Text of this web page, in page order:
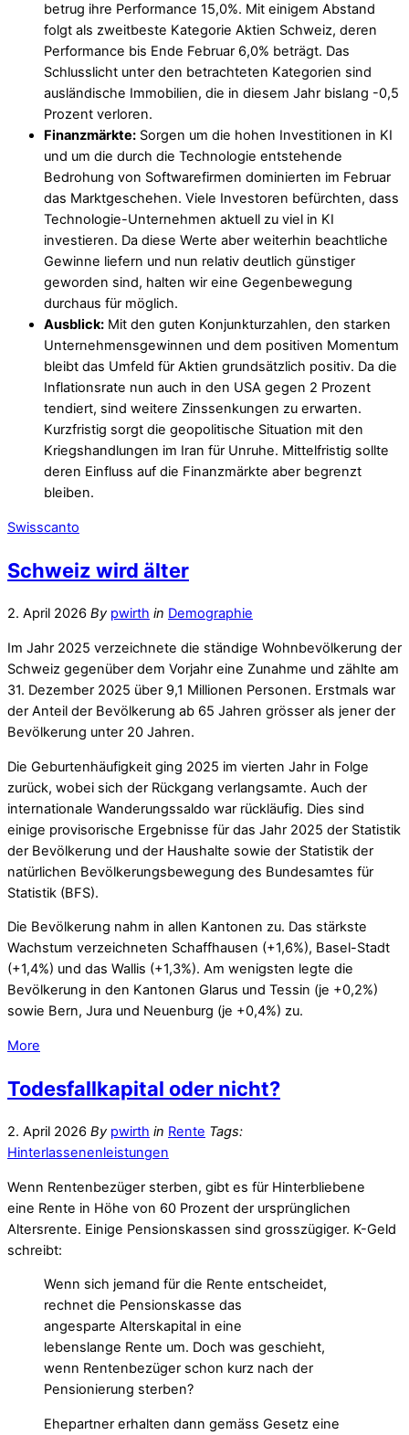
betrug ihre Performance 15,0%. Mit einigem Abstand
folgt als zweitbeste Kategorie Aktien Schweiz, deren
Performance bis Ende Februar 6,0% beträgt. Das
Schlusslicht unter den betrachteten Kategorien sind
ausländische Immobilien, die in diesem Jahr bislang -0,5
Prozent verloren.
Finanzmärkte: Sorgen um die hohen Investitionen in KI
und um die durch die Technologie entstehende
Bedrohung von Softwarefirmen dominierten im Februar
das Marktgeschehen. Viele Investoren befürchten, dass
Technologie-Unternehmen aktuell zu viel in KI
investieren. Da diese Werte aber weiterhin beachtliche
Gewinne liefern und nun relativ deutlich günstiger
geworden sind, halten wir eine Gegenbewegung
durchaus für möglich.
Ausblick: Mit den guten Konjunkturzahlen, den starken
Unternehmensgewinnen und dem positiven Momentum
bleibt das Umfeld für Aktien grundsätzlich positiv. Da die
Inflationsrate nun auch in den USA gegen 2 Prozent
tendiert, sind weitere Zinssenkungen zu erwarten.
Kurzfristig sorgt die geopolitische Situation mit den
Kriegshandlungen im Iran für Unruhe. Mittelfristig sollte
deren Einfluss auf die Finanzmärkte aber begrenzt
bleiben.
Swisscanto
Schweiz wird älter
2. April 2026 By pwirth in Demographie
Im Jahr 2025 verzeichnete die ständige Wohnbevölkerung der
Schweiz gegenüber dem Vorjahr eine Zunahme und zählte am
31. Dezember 2025 über 9,1 Millionen Personen. Erstmals war
der Anteil der Bevölkerung ab 65 Jahren grösser als jener der
Bevölkerung unter 20 Jahren.
Die Geburtenhäufigkeit ging 2025 im vierten Jahr in Folge
zurück, wobei sich der Rückgang verlangsamte. Auch der
internationale Wanderungssaldo war rückläufig. Dies sind
einige provisorische Ergebnisse für das Jahr 2025 der Statistik
der Bevölkerung und der Haushalte sowie der Statistik der
natürlichen Bevölkerungsbewegung des Bundesamtes für
Statistik (BFS).
Die Bevölkerung nahm in allen Kantonen zu. Das stärkste
Wachstum verzeichneten Schaffhausen (+1,6%), Basel-Stadt
(+1,4%) und das Wallis (+1,3%). Am wenigsten legte die
Bevölkerung in den Kantonen Glarus und Tessin (je +0,2%)
sowie Bern, Jura und Neuenburg (je +0,4%) zu.
More
Todesfallkapital oder nicht?
2. April 2026 By pwirth in Rente Tags:
Hinterlassenenleistungen
Wenn Rentenbezüger sterben, gibt es für Hinterbliebene
eine Rente in Höhe von 60 Prozent der ursprünglichen
Altersrente. Einige Pensionskassen sind grosszügiger. K-Geld
schreibt:
Wenn sich jemand für die Rente entscheidet,
rechnet die Pensionskasse das
angesparte Alterskapital in eine
lebenslange Rente um. Doch was geschieht,
wenn Rentenbezüger schon kurz nach der
Pensionierung sterben?
Ehepartner erhalten dann gemäss Gesetz eine